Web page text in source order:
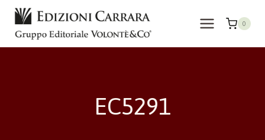
Salta
contenuto
0
EC5291